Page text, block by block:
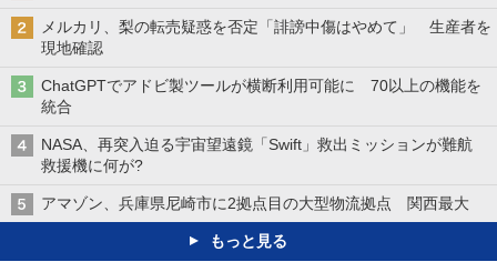
メルカリ、梨の転売疑惑を否定「誹謗中傷はやめて」 生産者を
現地確認
ChatGPTでアドビ製ツールが横断利用可能に 70以上の機能を
統合
NASA、再突入迫る宇宙望遠鏡「Swift」救出ミッションが難航
救援機に何が?
アマゾン、兵庫県尼崎市に2拠点目の大型物流拠点 関西最大
もっと見る